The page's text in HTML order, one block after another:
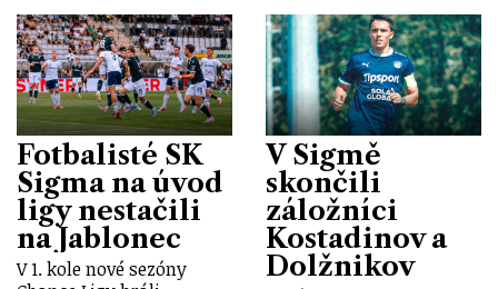
Fotbalisté SK
Sigma na úvod
ligy nestačili
na Jablonec
V 1. kole nové sezóny
V Sigmě
skončili
záložníci
Kostadinov a
Dolžnikov